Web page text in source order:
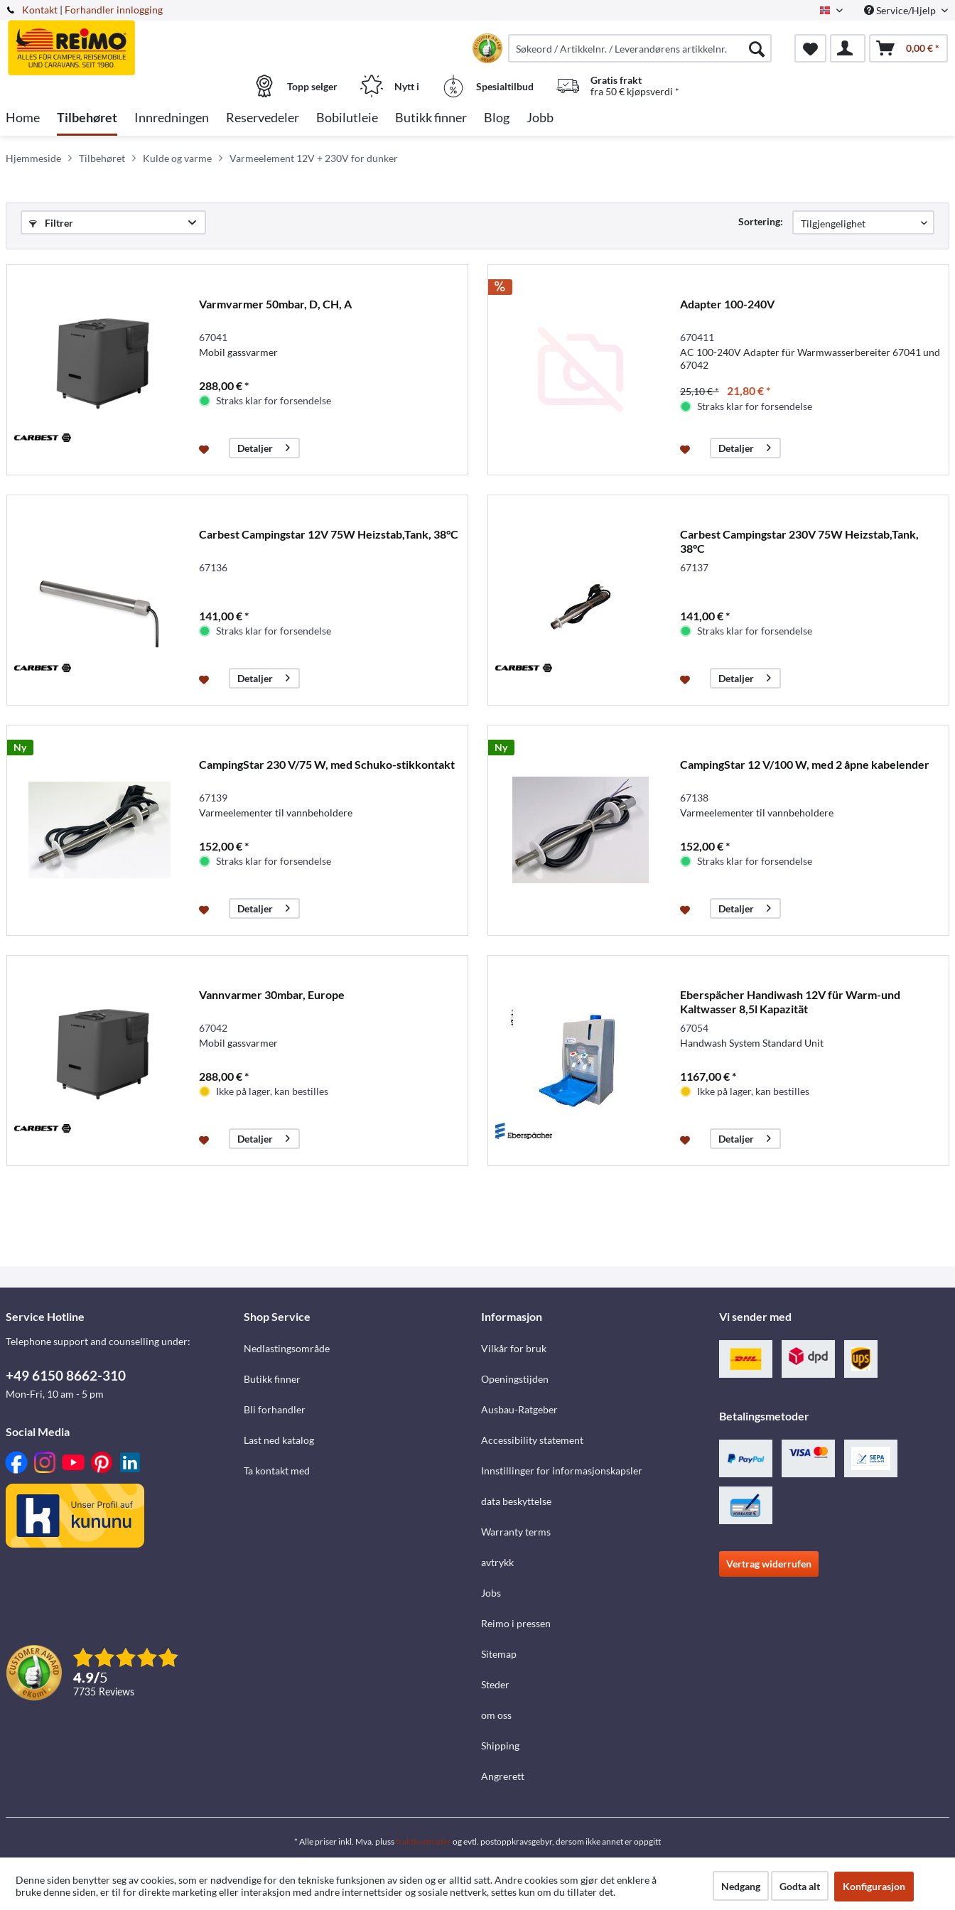
Kontakt NorwegianService/Hjelp
| Forhandler innlogging
0,00 € *
Topp selger Nytt i Spesialtilbud
Gratis frakt
fra 50 € kjøpsverdi *
Home Tilbehøret Innredningen Reservedeler Bobilutleie Butikk finner Blog Jobb
Hjemmeside Tilbehøret Kulde og varme Varmeelement 12V + 230V for dunker
Filtrer Sortering:
Varmvarmer 50mbar, D, CH, A
67041
Mobil gassvarmer
288,00 € *
Straks klar for forsendelse
Detaljer
Adapter 100-240V
670411
AC 100-240V Adapter für Warmwasserbereiter 67041 und
67042
25,10 € * 21,80 € *
Straks klar for forsendelse
Detaljer
Carbest Campingstar 12V 75W Heizstab,Tank, 38°C
67136
141,00 € *
Straks klar for forsendelse
Detaljer
Carbest Campingstar 230V 75W Heizstab,Tank,
38°C
67137
141,00 € *
Straks klar for forsendelse
Detaljer
Ny
CampingStar 230 V/75 W, med Schuko-stikkontakt
67139
Varmeelementer til vannbeholdere
152,00 € *
Straks klar for forsendelse
Detaljer
Ny
CampingStar 12 V/100 W, med 2 åpne kabelender
67138
Varmeelementer til vannbeholdere
152,00 € *
Straks klar for forsendelse
Detaljer
Vannvarmer 30mbar, Europe
67042
Mobil gassvarmer
288,00 € *
Ikke på lager, kan bestilles
Detaljer
Eberspächer Handiwash 12V für Warm-und
Kaltwasser 8,5l Kapazität
67054
Handwash System Standard Unit
1167,00 € *
Ikke på lager, kan bestilles
Detaljer
Service Hotline
Telephone support and counselling under:
+49 6150 8662-310
Mon-Fri, 10 am - 5 pm
Social Media
4.9/5
7735 reviews
Shop Service
Nedlastingsområde
Butikk finner
Bli forhandler
Last ned katalog
Ta kontakt med
Informasjon
Vilkår for bruk
Openingstijden
Ausbau-Ratgeber
Accessibility statement
Innstillinger for informasjonskapsler
data beskyttelse
Warranty terms
avtrykk
Jobs
Reimo i pressen
Sitemap
Steder
om oss
Shipping
Angrerett
Vi sender med
Betalingsmetoder
Vertrag widerrufen
* Alle priser inkl. Mva. plussfraktkostnaderog evtl. postoppkravsgebyr, dersom ikke annet er oppgitt
Denne siden benytter seg av cookies, som er nødvendige for den tekniske funksjonen av siden og er alltid satt. Andre cookies som gjør det enklere å
bruke denne siden, er til for direkte marketing eller interaksjon med andre internettsider og sosiale nettverk, settes kun om du tillater det.
Nedgang Godta alt Konfigurasjon